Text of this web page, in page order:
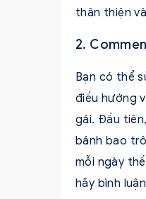
thân thiện
2.
Bạn có thể
điều hướng
gái. Đầu
bánh bao
mỗi ngày
hãy bình